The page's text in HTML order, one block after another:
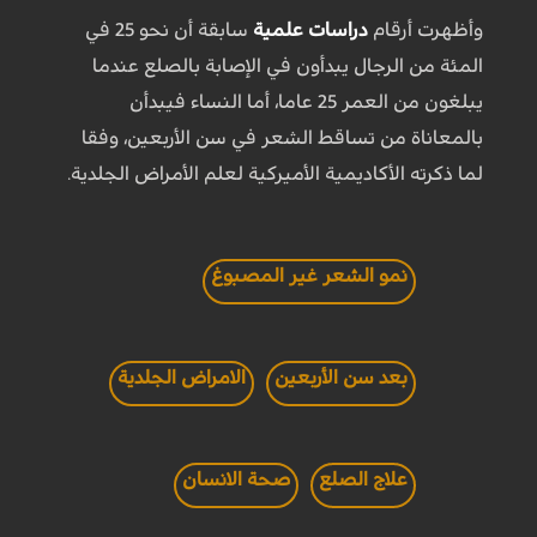
وأظهرت أرقام دراسات علمية
سابقة أن نحو 25 في
المئة من الرجال يبدأون في الإصابة بالصلع عندما
يبلغون من العمر 25 عاما، أما النساء فيبدأن
بالمعاناة من تساقط الشعر في سن الأربعين، وفقا
لما ذكرته الأكاديمية الأميركية لعلم الأمراض الجلدية.
نمو الشعر غير المصبوغ
بعد سن الأربعين الامراض الجلدية
علاج الصلع صحة الانسان